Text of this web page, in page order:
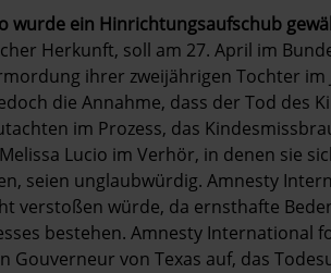
wurde ein Hinrichtungsaufschub
Herkunft, soll am 27. April im
ihrer zweijährigen Tochter im
die Annahme, dass der Tod des
im Prozess, das
Lucio im Verhör, in denen sie
seien unglaubwürdig. Amnesty
verstoßen würde, da ernsthafte
bestehen. Amnesty International
Gouverneur von Texas auf, das